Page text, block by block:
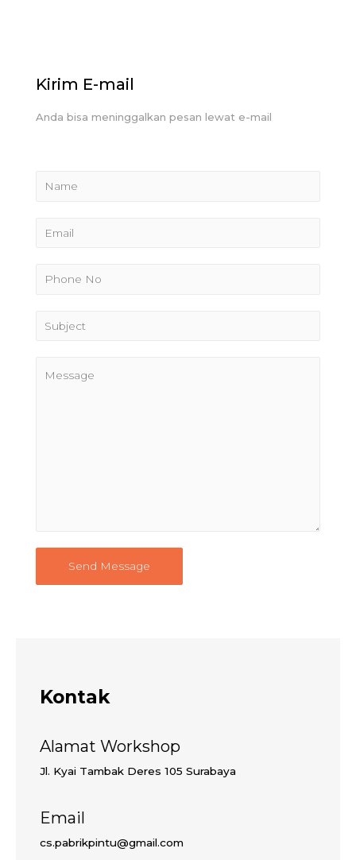
Kirim E-mail
Anda bisa meninggalkan pesan lewat e-mail
Send Message
Kontak
Alamat Workshop
Jl. Kyai Tambak Deres 105 Surabaya
Email
cs.pabrikpintu@gmail.com